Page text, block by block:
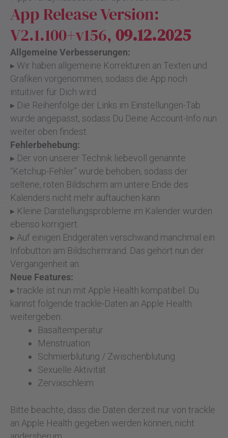
App Release Version:
V2.1.100+v156, 09.12.2025
Allgemeine Verbesserungen:
▸ Wir haben allgemeine Korrekturen an Texten und
Grafiken vorgenommen, sodass die App noch
intuitiver für Dich wird.
▸ Die Reihenfolge der Links im Einstellungen-Tab
wurde angepasst, sodass Du Deine Account-Info nun
weiter oben findest.
Fehlerbehebung:
▸ Der von unserer Technik liebevoll genannte
“Ketchup-Fehler” wurde behoben, sodass der
seltene, roten Bildschirm am untere Ende des
Kalenders nicht mehr auftauchen kann.
▸ Kleine Darstellungsprobleme im Kalender wurden
ebenso korrigiert.
▸ Auf einigen Endgeräten verschwand manchmal ein
Infobutton am Bildschirmrand. Das gehört nun der
Vergangenheit an.
Neue Features:
▸ trackle ist nun mit Apple Health kompatibel. Du
kannst folgende trackle-Daten an Apple Health
weitergeben:
Basaltemperatur
Menstruation
Schmierblutung / Zwischenblutung
Sexuelle Aktivität
Zervixschleim
Bitte beachte, dass die Daten derzeit nur von trackle
an Apple Health gegeben werden können, nicht